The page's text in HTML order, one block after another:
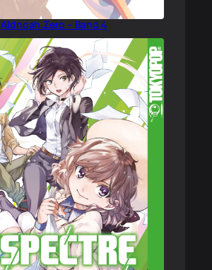
Aldnoah.Zero – Band 4